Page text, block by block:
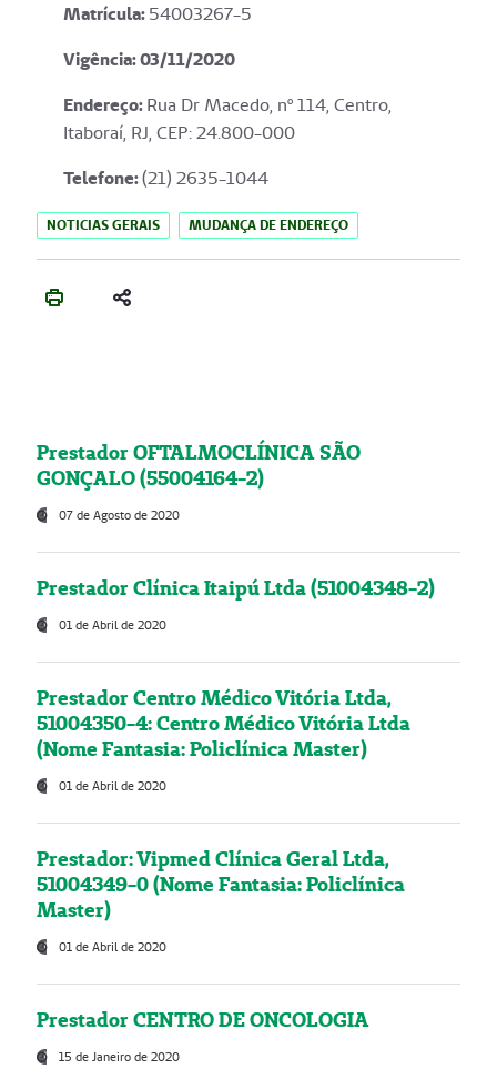
Matrícula:54003267-5
Vigência: 03/11/2020
Endereço:Rua Dr Macedo, nº 114, Centro,
Itaboraí, RJ, CEP: 24.800-000
Telefone:(21) 2635-1044
NOTICIAS GERAIS MUDANÇA DE ENDEREÇO
Prestador OFTALMOCLÍNICA SÃO
GONÇALO (55004164-2)
07 de Agosto de 2020
Prestador Clínica Itaipú Ltda (51004348-2)
01 de Abril de 2020
Prestador Centro Médico Vitória Ltda,
51004350-4: Centro Médico Vitória Ltda
(Nome Fantasia: Policlínica Master)
01 de Abril de 2020
Prestador: Vipmed Clínica Geral Ltda,
51004349-0 (Nome Fantasia: Policlínica
Master)
01 de Abril de 2020
Prestador CENTRO DE ONCOLOGIA
15 de Janeiro de 2020